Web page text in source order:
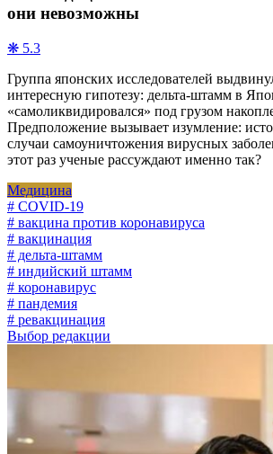
они невозможны
❋ 5.3
Группа японских исследователей
интересную гипотезу: дельта-штамм в
«самоликвидировался» под грузом
Предположение вызывает изумление:
случаи самоуничтожения вирусных
этот раз ученые рассуждают именно так?
Медицина
# COVID-19
# вакцина против коронавируса
# вакцинация
# дельта-штамм
# индийский штамм
# коронавирус
# пандемия
# ревакцинация
Выбор редакции